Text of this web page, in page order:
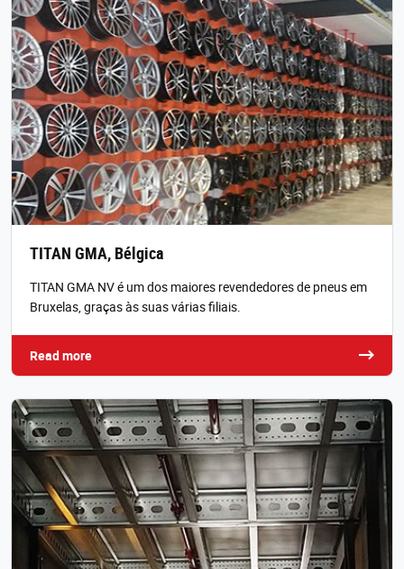
TITAN GMA, Bélgica
TITAN GMA NV é um dos maiores revendedores de pneus em
Bruxelas, graças às suas várias filiais.
Read more